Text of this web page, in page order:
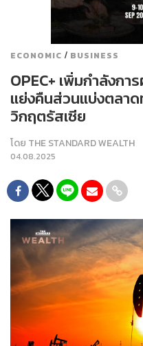
ECONOMIC / BUSINESS
OPEC+ เพิ่มกำลังก
แย่งคืนส่วนแบ่งตลา
วิกฤตรัสเซีย
โดย THE STANDARD WEALTH
04.08.2025